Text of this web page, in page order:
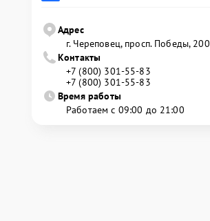
Адрес
г. Череповец, просп. Победы, 200
Контакты
+7 (800) 301-55-83
+7 (800) 301-55-83
Время работы
Работаем с 09:00 до 21:00